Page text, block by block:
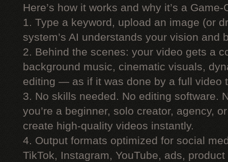
Here’s how it works and why it’s a Game-
1. Type a keyword, upload an image (or
system’s AI understands your vision and
2. Behind the scenes: your video gets a
background music, cinematic visuals,
editing — as if it was done by a full video
3. No skills needed. No editing software.
you’re a beginner, solo creator, agency,
create high-quality videos instantly.
4. Output formats optimized for social
TikTok, Instagram, YouTube, ads,